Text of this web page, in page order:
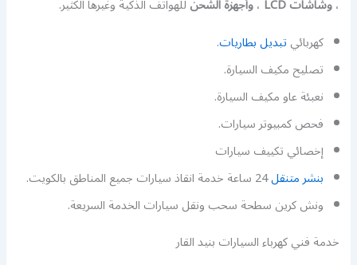
كهربائيتبديل بطاريات.
تصليح مكيف السيارة.
نعبئة عاو مكيف السيارة.
فحص كمبيوتر سيارات.
إخصائي تكييف سيارات
بنشر متنقل24 ساعة خدمة انقاذ سيارات جميع المناطق بالكويت.
ونش كرين سطحة سحب ونقل سيارات الخدمة السريعة.
خدمة فني كهرباء السيارات بنيد القار